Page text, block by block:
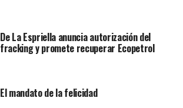
De La Espriella anuncia autorización del
fracking y promete recuperar Ecopetrol
El mandato de la felicidad